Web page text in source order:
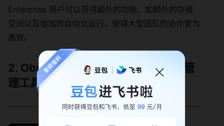
Enterprise 用户可以获得额外的功能，如额外的存储
空间以及增加的自动化运行，使得大型团队的协作更为
高效。
2. Obsidian, 一个保密的知识和笔记管
理工具